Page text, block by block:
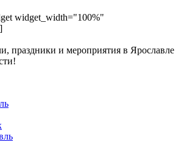
widget_width="100%"
праздники и мероприятия в Ярославле